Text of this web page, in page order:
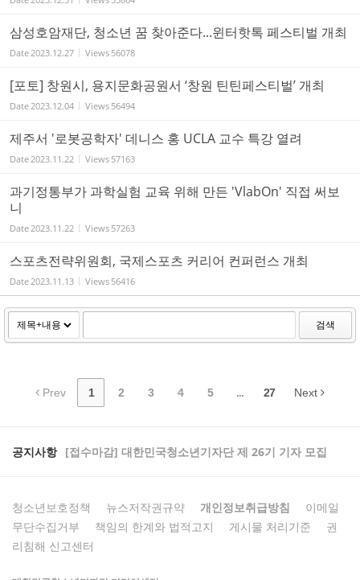
삼성호암재단, 청소년 꿈 찾아준다...윈터핫톡 페스티벌 개최
Date 2023.12.27 Views 56078
[포토] 창원시, 용지문화공원서 ‘창원 틴틴페스티벌’ 개최
Date 2023.12.04 Views 56494
제주서 '로봇공학자' 데니스 홍 UCLA 교수 특강 열려
Date 2023.11.22 Views 57163
과기정통부가 과학실험 교육 위해 만든 'VlabOn' 직접 써보
니
Date 2023.11.22 Views 57263
스포츠전략위원회, 국제스포츠 커리어 컨퍼런스 개최
Date 2023.11.13 Views 56416
검색
Prev 1 2 3 4 5 ... 27 Next
공지사항 [접수마감] 대한민국청소년기자단 제 26기 기자 모집
청소년보호정책 뉴스저작권규약 개인정보취급방침
이메일
무단수집거부
책임의 한계와 법적고지 게시물 처리기준
권
리침해 신고센터